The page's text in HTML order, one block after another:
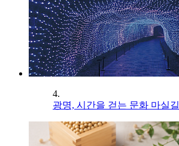
4.
광명, 시간을 걷는 문화 마실길